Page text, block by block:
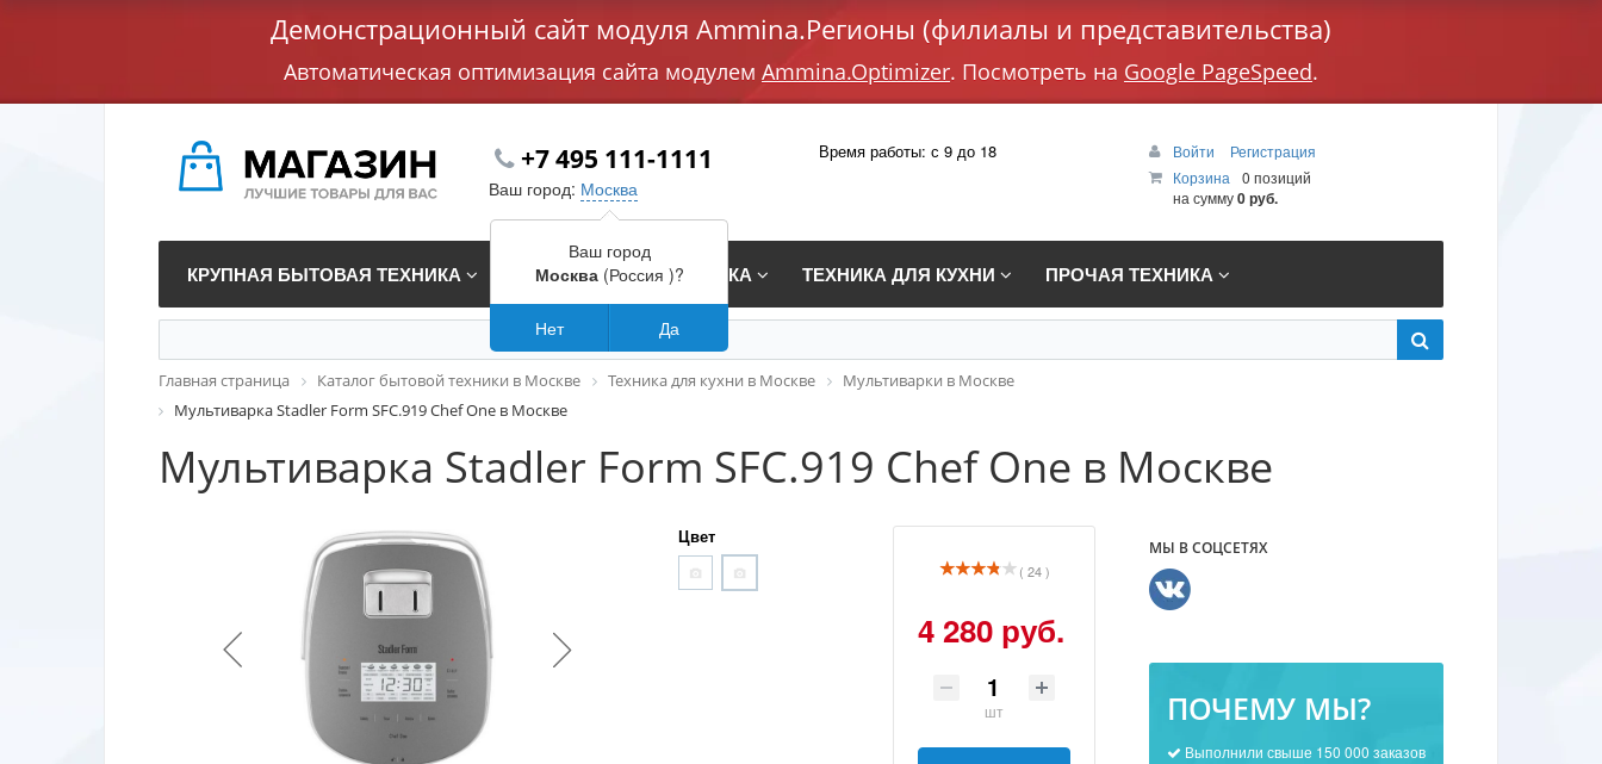
Демонстрационный сайт модуля Ammina.Регионы (филиалы и представительства)
Автоматическая оптимизация сайта модулем Ammina.Optimizer. Посмотреть на Google PageSpeed.
+7 495 111-1111
Ваш город: Москва
Время работы: с 9 до 18 Войти
Регистрация
Корзина
0 позиций
на сумму0 руб.
КРУПНАЯ БЫТОВАЯ ТЕХНИКА ВСТРАИВАЕМАЯ ТЕХНИКА ТЕХНИКА ДЛЯ КУХНИ ПРОЧАЯ ТЕХНИКА
Главная страница Каталог бытовой техники в Москве Техника для кухни в Москве
Мультиварки в Москве
Мультиварка Stadler Form SFC.919 Chef One в Москве
Мультиварка Stadler Form SFC.919 Chef One в Москве
Цвет
( 24 )
4 280 руб.
шт
МЫ В СОЦСЕТЯХ
ПОЧЕМУ МЫ?
Выполнили свыше 150 000 заказов
Ваш город
Москва(Россия )?
Нет Да